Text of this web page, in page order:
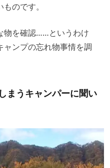
のです。
物を確認……というわけ
ャンプの忘れ物事情を調
まうキャンパーに聞い